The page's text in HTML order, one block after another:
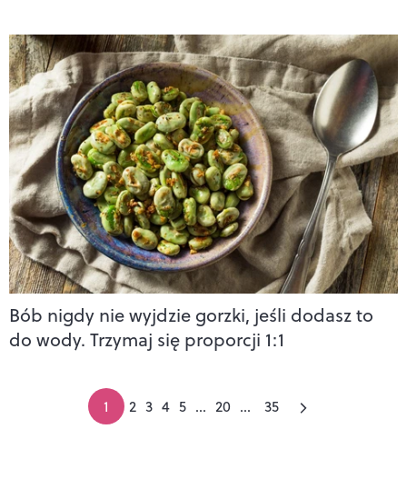
Bób nigdy nie wyjdzie gorzki, jeśli dodasz to
do wody. Trzymaj się proporcji 1:1
1 2 3 4 5 ... 20 ... 35